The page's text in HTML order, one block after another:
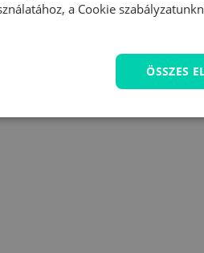
a Cookie
ÖSSZES